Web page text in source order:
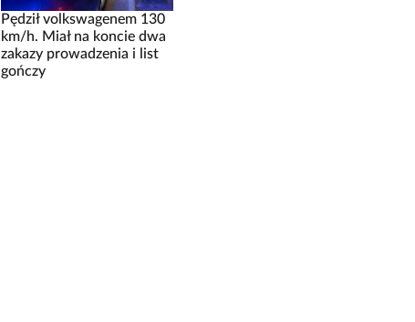
Pędził volkswagenem 130
km/h. Miał na koncie dwa
zakazy prowadzenia i list
gończy